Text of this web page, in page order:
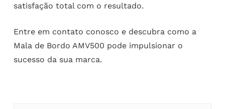
satisfação total com o resultado.
Entre em contato conosco e descubra como a
Mala de Bordo AMV500 pode impulsionar o
sucesso da sua marca.